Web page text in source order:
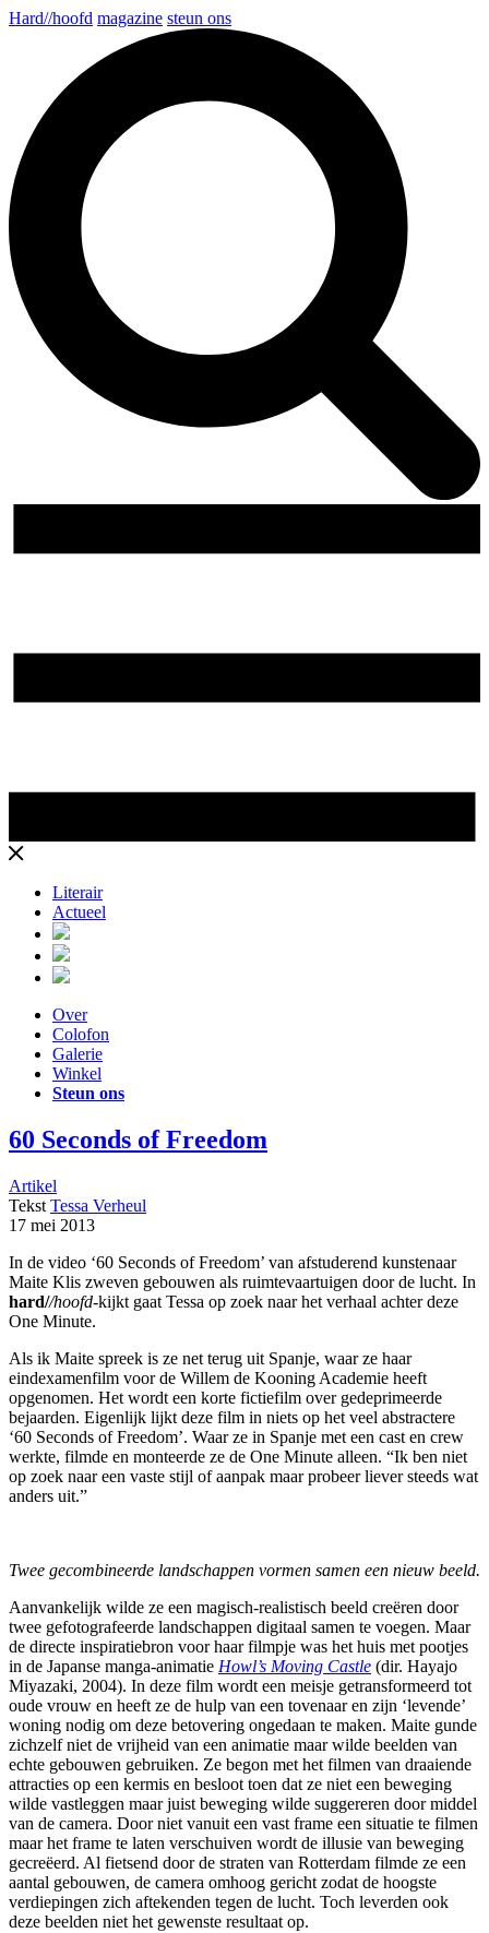
Hard//hoofd magazine steun ons
Literair
Actueel
Over
Colofon
Galerie
Winkel
Steun ons
60 Seconds of Freedom
Artikel
Tekst Tessa Verheul
17 mei 2013
In de video ‘60 Seconds of Freedom’ van afstuderend kunstenaar
Maite Klis zweven gebouwen als ruimtevaartuigen door de lucht. In
hard//hoofd-kijkt gaat Tessa op zoek naar het verhaal achter deze
One Minute.
Als ik Maite spreek is ze net terug uit Spanje, waar ze haar
eindexamenfilm voor de Willem de Kooning Academie heeft
opgenomen. Het wordt een korte fictiefilm over gedeprimeerde
bejaarden. Eigenlijk lijkt deze film in niets op het veel abstractere
‘60 Seconds of Freedom’. Waar ze in Spanje met een cast en crew
werkte, filmde en monteerde ze de One Minute alleen. “Ik ben niet
op zoek naar een vaste stijl of aanpak maar probeer liever steeds wat
anders uit.”
Twee gecombineerde landschappen vormen samen een nieuw beeld.
Aanvankelijk wilde ze een magisch-realistisch beeld creëren door
twee gefotografeerde landschappen digitaal samen te voegen. Maar
de directe inspiratiebron voor haar filmpje was het huis met pootjes
in de Japanse manga-animatie Howl’s Moving Castle (dir. Hayajo
Miyazaki, 2004). In deze film wordt een meisje getransformeerd tot
oude vrouw en heeft ze de hulp van een tovenaar en zijn ‘levende’
woning nodig om deze betovering ongedaan te maken. Maite gunde
zichzelf niet de vrijheid van een animatie maar wilde beelden van
echte gebouwen gebruiken. Ze begon met het filmen van draaiende
attracties op een kermis en besloot toen dat ze niet een beweging
wilde vastleggen maar juist beweging wilde suggereren door middel
van de camera. Door niet vanuit een vast frame een situatie te filmen
maar het frame te laten verschuiven wordt de illusie van beweging
gecreëerd. Al fietsend door de straten van Rotterdam filmde ze een
aantal gebouwen, de camera omhoog gericht zodat de hoogste
verdiepingen zich aftekenden tegen de lucht. Toch leverden ook
deze beelden niet het gewenste resultaat op.